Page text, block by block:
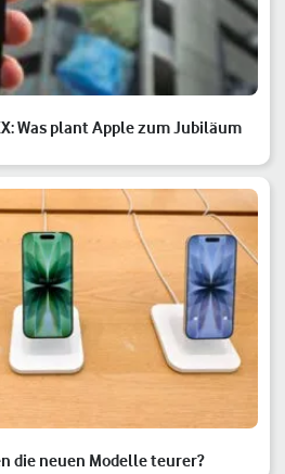
Was plant Apple zum Jubiläum
die neuen Modelle teurer?